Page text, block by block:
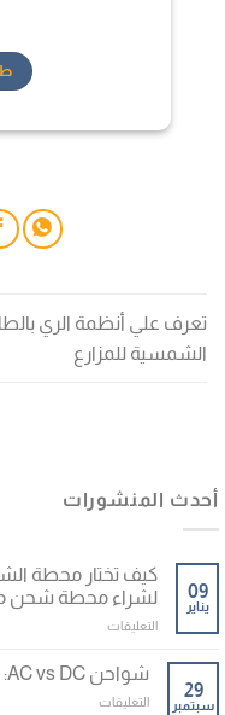
تعرف علي أنظمة الري
الشمسية للمزارع
أحدث المنشورات
09
يناير
كيف تختار محطة
لشراء محطة شحن منزلية 22
التعليقاتعلى
محطة
الشحن
29
سبتمبر
شواحن AC vs DC: الدليل الشامل لفهم الفروق والتطبيقات
التعليقاتعلى